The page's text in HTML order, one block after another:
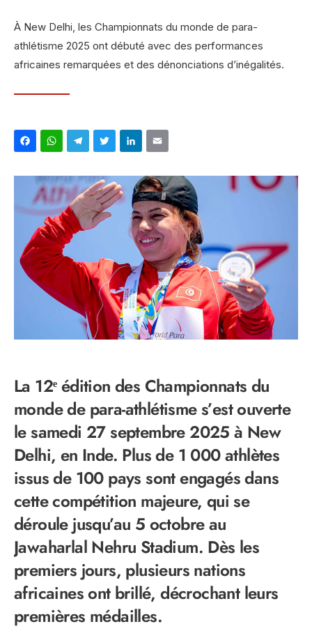
À New Delhi, les Championnats du monde de para-
athlétisme 2025 ont débuté avec des performances
africaines remarquées et des dénonciations d’inégalités.
Facebook
WhatsApp
Telegram
Twitter
LinkedIn
La 12ᵉ édition des Championnats du
monde de para-athlétisme s’est ouverte
le samedi 27 septembre 2025 à New
Delhi, en Inde. Plus de 1 000 athlètes
issus de 100 pays sont engagés dans
cette compétition majeure, qui se
déroule jusqu’au 5 octobre au
Jawaharlal Nehru Stadium. Dès les
premiers jours, plusieurs nations
africaines ont brillé, décrochant leurs
premières médailles.